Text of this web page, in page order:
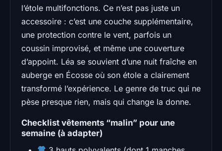
l’étole multifonctions. Ce n’est pas juste un
accessoire : c’est une couche supplémentaire,
une protection contre le vent, parfois un
coussin improvisé, et même une couverture
d’appoint. Léa se souvient d’une nuit fraîche en
auberge en Écosse où son étole a clairement
transformé l’expérience. Le genre de truc qui ne
pèse presque rien, mais qui change la donne.
Checklist vêtements “malin” pour une
semaine (à adapter)